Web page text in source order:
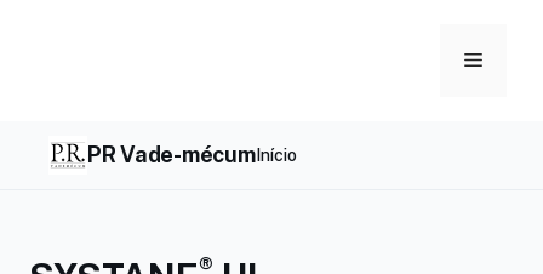
Menu
PR Vade-mécumInício
®